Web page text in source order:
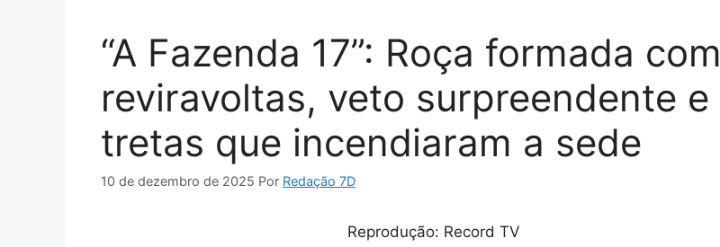
“A Fazenda 17”: Roça formada com
reviravoltas, veto surpreendente e
tretas que incendiaram a sede
10 de dezembro de 2025 Por Redação 7D
Reprodução: Record TV